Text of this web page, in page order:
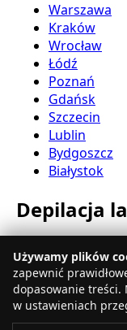
Warszawa
Kraków
Wrocław
Łódź
Poznań
Gdańsk
Szczecin
Lublin
Bydgoszcz
Białystok
Depilacja
Katowice
Gdynia
Radom
Rzeszów
Używamy plików
zapewnić
dopasowanie treści.
w ustawieniach